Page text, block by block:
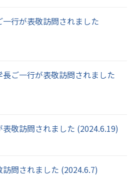
行が表敬訪問されました
ご一行が表敬訪問されました
表敬訪問されました (2024.6.19)
問されました (2024.6.7)